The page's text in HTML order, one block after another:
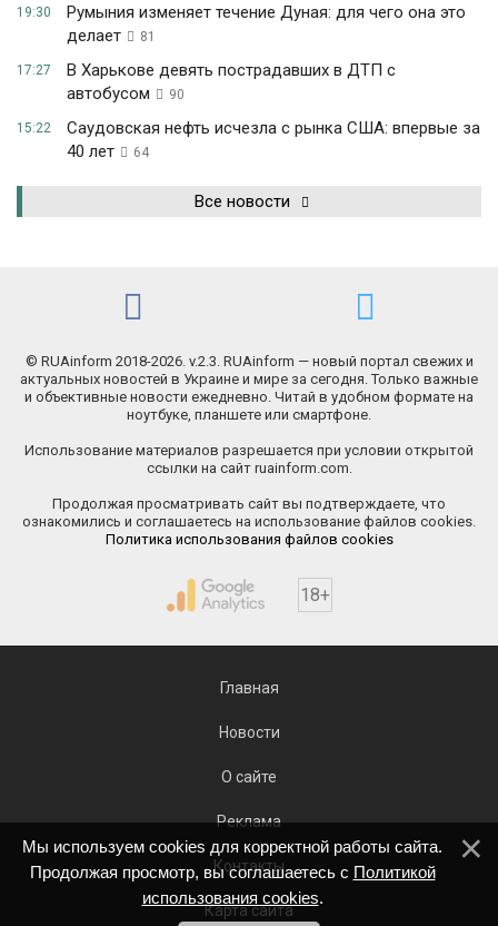
19:30
Румыния изменяет течение Дуная: для чего она это
делает
81
17:27
В Харькове девять пострадавших в ДТП с
автобусом
90
15:22
Саудовская нефть исчезла с рынка США: впервые за
40 лет
64
Все новости
© RUAinform 2018-2026. v.2.3. RUAinform — новый портал свежих и
актуальных новостей в Украине и мире за сегодня. Только важные
и объективные новости ежедневно. Читай в удобном формате на
ноутбуке, планшете или смартфоне.
Использование материалов разрешается при условии открытой
ссылки на сайт ruainform.com.
Продолжая просматривать сайт вы подтверждаете, что
ознакомились и соглашаетесь на использование файлов cookies.
Политика использования файлов cookies
18+
Главная
Новости
О сайте
Реклама
Контакты
Карта сайта
Мы используем cookies для корректной работы сайта.
Продолжая просмотр, вы соглашаетесь с Политикой
использования cookies.